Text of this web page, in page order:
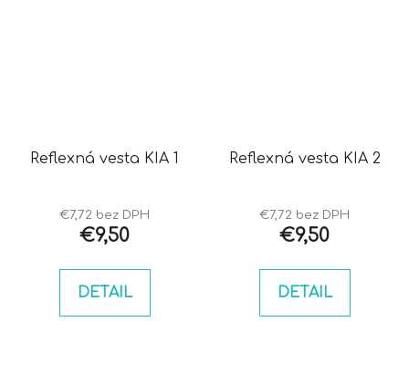
Reflexná vesta KIA 1
€7,72 bez DPH
€9,50
DETAIL
Reflexná vesta KIA 2
€7,72 bez DPH
€9,50
DETAIL